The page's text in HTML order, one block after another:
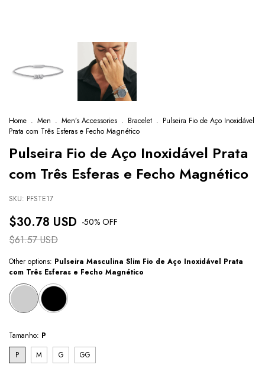
Home . Men . Men’s Accessories . Bracelet . Pulseira Fio de Aço Inoxidável
Prata com Três Esferas e Fecho Magnético
Pulseira Fio de Aço Inoxidável Prata
com Três Esferas e Fecho Magnético
SKU: PFSTE17
$30.78 USD -50% OFF
$61.57 USD
Other options: Pulseira Masculina Slim Fio de Aço Inoxidável Prata
com Três Esferas e Fecho Magnético
Tamanho: P
P
M G GG